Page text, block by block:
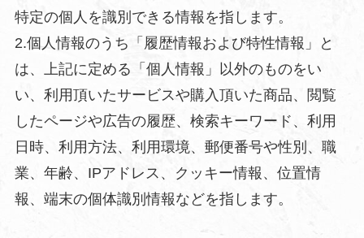
特定の個人を識別できる情報を指します。
2.個人情報のうち「履歴情報および特性情報」と
は、上記に定める「個人情報」以外のものをい
い、利用頂いたサービスや購入頂いた商品、閲覧
したページや広告の履歴、検索キーワード、利用
日時、利用方法、利用環境、郵便番号や性別、職
業、年齢、IPアドレス、クッキー情報、位置情
報、端末の個体識別情報などを指します。